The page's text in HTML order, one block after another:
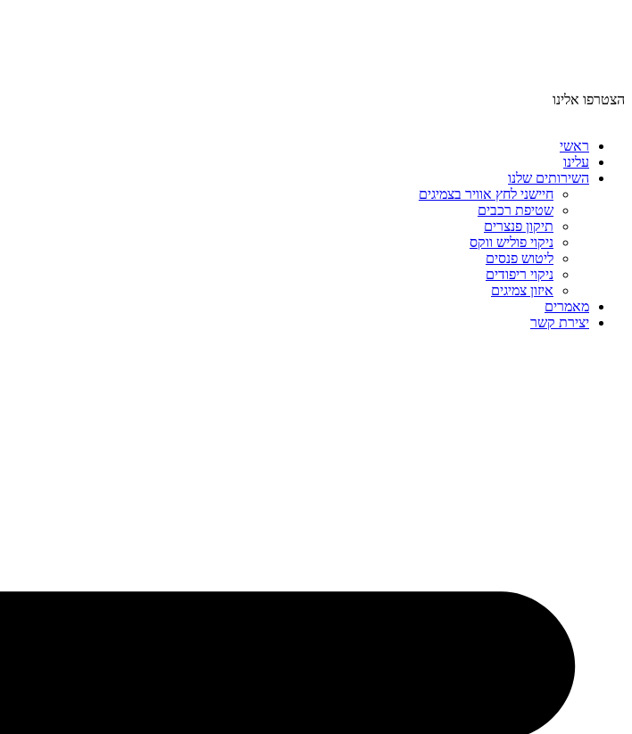
הצטרפו אלינו
ראשי
עלינו
השירותים שלנו
חיישני לחץ אוויר בצמיגים
שטיפת רכבים
תיקון פנצרים
ניקוי פוליש ווקס
ליטוש פנסים
ניקוי ריפודים
איזון צמיגים
מאמרים
יצירת קשר